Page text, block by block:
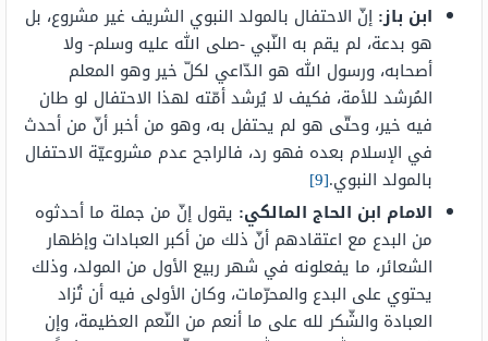
ابن باز: إنّ الاحتفال بالمولد النبوي الشريف غير مشروع، بل
هو بدعة، لم يقم به النّبي -صلى الله عليه وسلم- ولا
أصحابه، ورسول الله هو الدّاعي لكلّ خير وهو المعلم
المُرشد للأمة، فكيف لا يُرشد أمّته لهذا الاحتفال لو طان
فيه خير، وحتّى هو لم يحتفل به، وهو من أخبر أنّ من أحدث
في الإسلام بعده فهو رد، فالراجح عدم مشروعيّة الاحتفال
بالمولد النبوي.[9]
الامام ابن الحاج المالكي: يقول إنّ من جملة ما أحدثوه
من البدع مع اعتقادهم أنّ ذلك من أكبر العبادات وإظهار
الشعائر، ما يفعلونه في شهر ربيع الأول من المولد، وذلك
يحتوي على البدع والمحرّمات، وكان الأولى فيه أن تُزاد
العبادة والشّكر لله على ما أنعم من النّعم العظيمة، وإن